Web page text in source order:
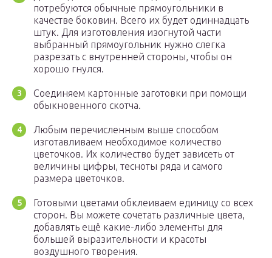
потребуются обычные прямоугольники в
качестве боковин. Всего их будет одиннадцать
штук. Для изготовления изогнутой части
выбранный прямоугольник нужно слегка
разрезать с внутренней стороны, чтобы он
хорошо гнулся.
Соединяем картонные заготовки при помощи
обыкновенного скотча.
Любым перечисленным выше способом
изготавливаем необходимое количество
цветочков. Их количество будет зависеть от
величины цифры, тесноты ряда и самого
размера цветочков.
Готовыми цветами обклеиваем единицу со всех
сторон. Вы можете сочетать различные цвета,
добавлять ещё какие-либо элементы для
большей выразительности и красоты
воздушного творения.